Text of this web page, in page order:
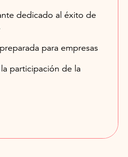
dedicado al éxito de
para empresas
participación de la